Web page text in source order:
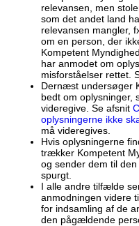
relevansen, men
som det andet land
relevansen mangler,
om en person, der
Kompetent
har anmodet om
misforståelser rettet.
Dernæst undersøger
bedt om oplysninger,
videregive. Se afsnit
oplysningerne ikke
må videregives.
Hvis oplysningerne
trækker Kompetent
og sender dem til
spurgt.
I alle andre tilfælde
anmodningen videre
for indsamling af de
den pågældende